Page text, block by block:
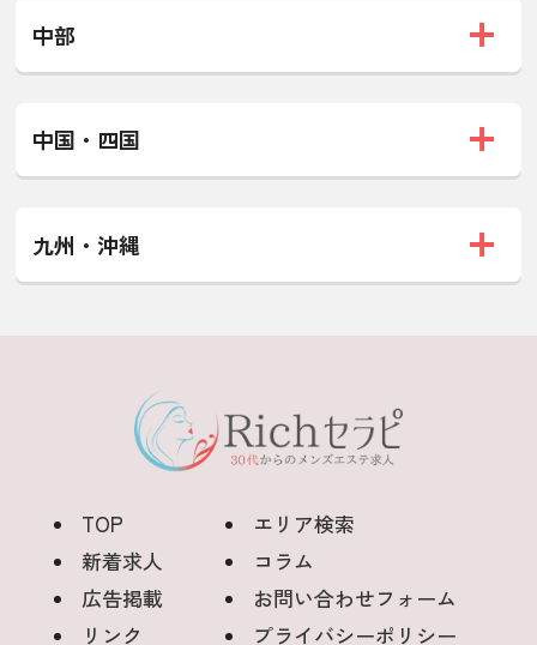
中部
中国・四国
九州・沖縄
TOP
エリア検索
新着求人
コラム
広告掲載
お問い合わせフォーム
リンク
プライバシーポリシー